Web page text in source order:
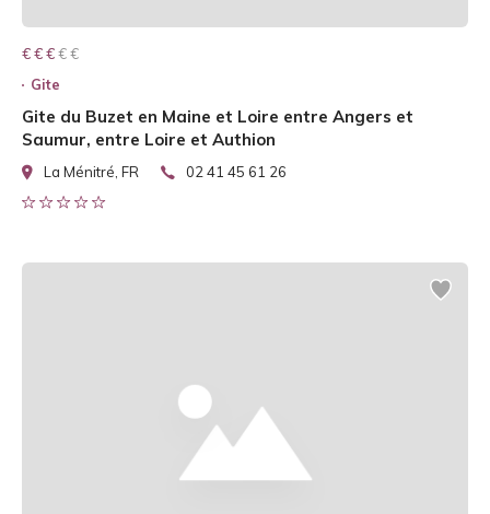
€ € € € €
€ € €
Gite
Gite du Buzet en Maine et Loire entre Angers et
Saumur, entre Loire et Authion
La Ménitré, FR 02 41 45 61 26